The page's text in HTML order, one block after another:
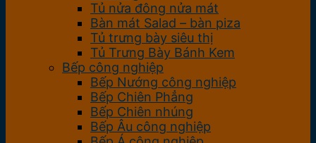
Tủ nửa đông nửa mát
Bàn mát Salad – bàn piza
Tủ trưng bày siêu thị
Tủ Trưng Bày Bánh Kem
Bếp công nghiệp
Bếp Nướng công nghiệp
Bếp Chiên Phẳng
Bếp Chiên nhúng
Bếp Âu công nghiệp